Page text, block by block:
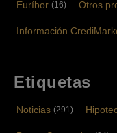
Euríbor (16) Otros
Información
Etiquetas
Noticias (291)